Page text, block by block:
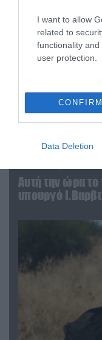
I want to allow
related to
functionality
user protection.
CONFIRM
Data Deletion
Αυτή την ώρα το
υπουργό